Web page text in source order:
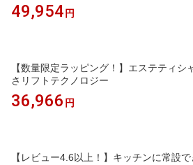
49,954 円
【数量限定ラッピング！】エステティシ
さリフトテクノロジー
36,966 円
【レビュー4.6以上！】キッチンに常設